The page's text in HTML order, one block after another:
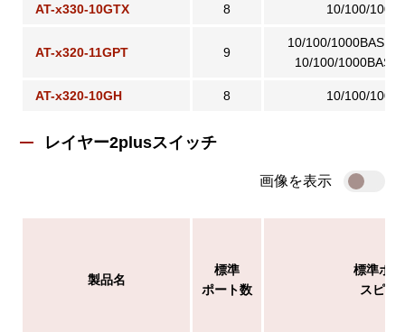
AT-x330-10GTX 8 10/100/
AT-x320-11GPT 9
10/100/1000BASE-
10/100/
AT-x320-10GH 8 10/100/
レイヤー2plusスイッチ
画像を表示
製品名
標準
ポート数
標準ポ
スピー